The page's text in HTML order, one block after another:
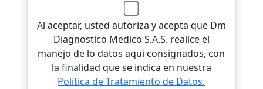
Al aceptar, usted autoriza y acepta que Dm
Diagnostico Medico S.A.S. realice el
manejo de lo datos aqui consignados, con
la finalidad que se indica en nuestra
Politica de Tratamiento de Datos.